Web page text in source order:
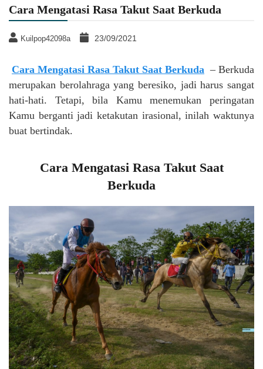
Cara Mengatasi Rasa Takut Saat Berkuda
Kuilpop42098a 23/09/2021
Cara Mengatasi Rasa Takut Saat Berkuda – Berkuda
merupakan berolahraga yang beresiko, jadi harus sangat
hati-hati. Tetapi, bila Kamu menemukan peringatan
Kamu berganti jadi ketakutan irasional, inilah waktunya
buat bertindak.
Cara Mengatasi Rasa Takut Saat
Berkuda